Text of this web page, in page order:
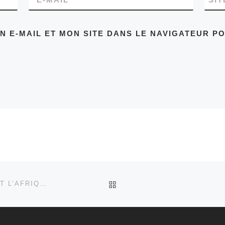
E-MAIL ET MON SITE DANS LE NAVIGATEUR
LE MOTEUR DE NOTRE CROISSANCE FUTURE, C’EST L’AFRIQUE !